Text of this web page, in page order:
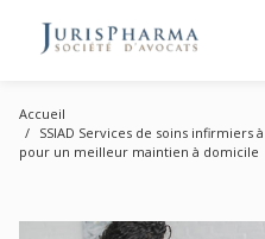
Accueil
SSIAD Services de soins
pour un meilleur maintien à domicile